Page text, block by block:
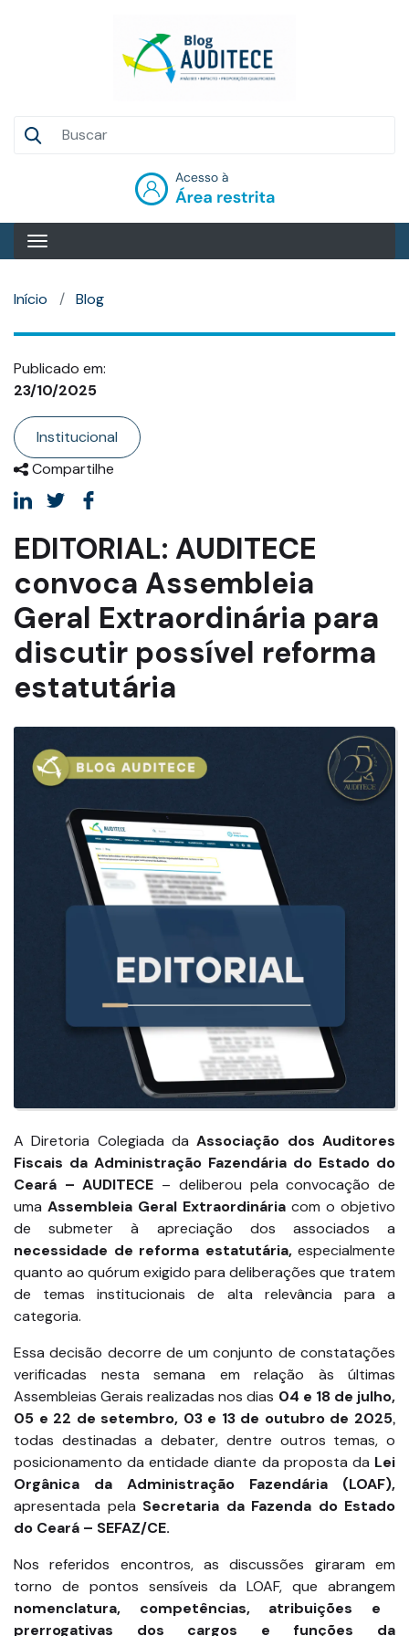
Início Blog
Publicado em:
23/10/2025
Institucional
Compartilhe
EDITORIAL: AUDITECE
convoca Assembleia
Geral Extraordinária para
discutir possível reforma
estatutária
A Diretoria Colegiada daAssociação dos Auditores
Fiscais da Administração Fazendária do Estado do
Ceará – AUDITECE – deliberou pela convocação de
uma Assembleia Geral Extraordinária com o objetivo
de submeter à apreciação dos associados a
necessidade de reforma estatutária,especialmente
quanto ao quórum exigido para deliberações que tratem
de temas institucionais de alta relevância para a
categoria.
Essa decisão decorre de um conjunto de constatações
verificadas nesta semana em relação às últimas
Assembleias Gerais realizadas nos dias 04 e 18 de julho,
05 e 22 de setembro, 03 e 13 de outubro de 2025,
todas destinadas a debater, dentre outros temas, o
posicionamento da entidade diante da proposta da Lei
Orgânica da Administração Fazendária (LOAF),
apresentada pela Secretaria da Fazenda do Estado
do Ceará – SEFAZ/CE.
Nos referidos encontros, as discussões giraram em
torno de pontos sensíveis da LOAF, que abrangem
nomenclatura, competências, atribuições e
prerrogativas dos cargos e funções da